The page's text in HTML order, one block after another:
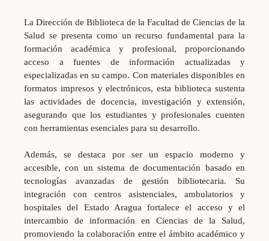
La Dirección de Biblioteca de la Facultad de Ciencias de la
Salud se presenta como un recurso fundamental para la
formación académica y profesional, proporcionando
acceso a fuentes de información actualizadas y
especializadas en su campo. Con materiales disponibles en
formatos impresos y electrónicos, esta biblioteca sustenta
las actividades de docencia, investigación y extensión,
asegurando que los estudiantes y profesionales cuenten
con herramientas esenciales para su desarrollo.
Además, se destaca por ser un espacio moderno y
accesible, con un sistema de documentación basado en
tecnologías avanzadas de gestión bibliotecaria. Su
integración con centros asistenciales, ambulatorios y
hospitales del Estado Aragua fortalece el acceso y el
intercambio de información en Ciencias de la Salud,
promoviendo la colaboración entre el ámbito académico y